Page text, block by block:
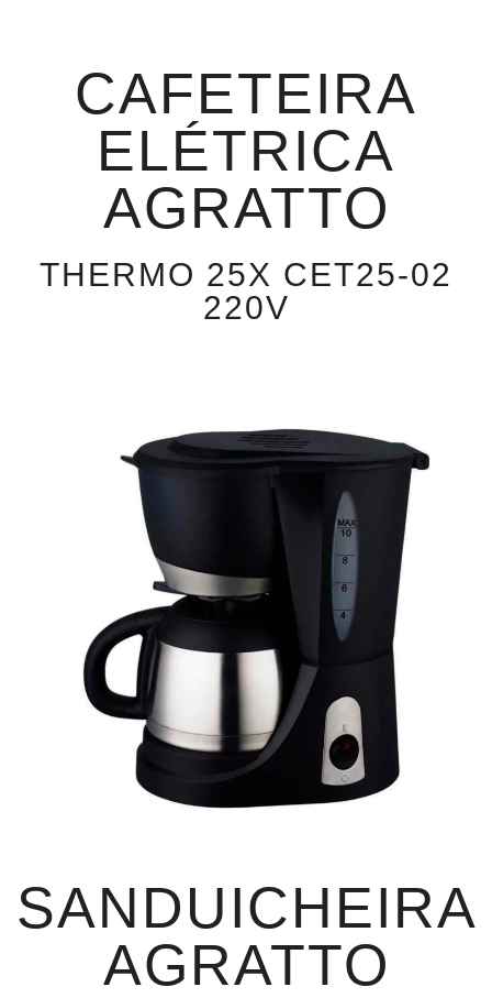
CAFETEIRA
ELÉTRICA
AGRATTO
THERMO 25X CET25-02
220V
SANDUICHEIRA
AGRATTO